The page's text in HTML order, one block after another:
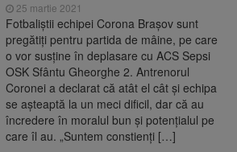
25 martie 2021
Fotbaliştii echipei Corona Braşov sunt
pregătiţi pentru partida de mâine, pe care
o vor susţine în deplasare cu ACS Sepsi
OSK Sfântu Gheorghe 2. Antrenorul
Coronei a declarat că atât el cât și echipa
se așteaptă la un meci dificil, dar că au
încredere în moralul bun și potențialul pe
care îl au. „Suntem constienți […]